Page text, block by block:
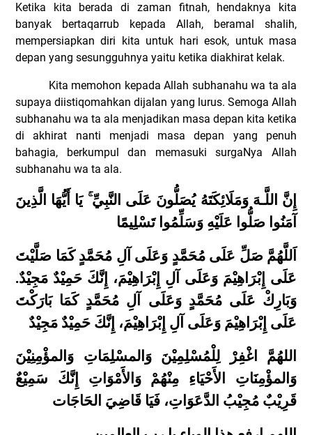
Ketika kita berada di zaman fitnah, hendaknya kita
banyak bertaqarrub kepada Allah, beramal shalih,
mempersiapkan diri kita untuk hari esok, untuk masa
depan yang sesungguhnya yaitu ketika diakhirat kelak.
Kita memohon kepada Allah subhanahu wa ta ala
supaya diistiqomahkan dijalan yang lurus. Semoga Allah
subhanahu wa ta ala menjadikan masa depan kita ketika
di akhirat nanti menjadi masa depan yang penuh
bahagia, berkumpul dan memasuki surgaNya Allah
subhanahu wa ta ala.
إِنَّ اللَّـهَ وَمَلَائِكَتَهُ يُصَلُّونَ عَلَى النَّبِيِّ يَا أَيُّهَا الَّذِينَ
آمَنُوا صَلُّوا عَلَيْهِ وَسَلِّمُوا تَسْلِيمًا
اَللَّهُمَّ صَلِّ عَلَى مُحَمَّدٍ وَعَلَى آلِ مُحَمَّدٍ كَمَا صَلَّيْتَ
عَلَى إِبْرَاهِيْمَ وَعَلَى آلِ إِبْرَاهِيْمَ، إِنَّكَ حَمِيْدٌ مَجِيْدٌ.
وَبَارِكْ عَلَى مُحَمَّدٍ وَعَلَى آلِ مُحَمَّدٍ كَمَا بَارَكْتَ
عَلَى إِبْرَاهِيْمَ وَعَلَى آلِ إِبْرَاهِيْمَ، إِنَّكَ حَمِيْدٌ مَجِيْدٌ
اللهُمَّ اغْفِرْ لِلْمُسْلِمِيْنَ وَالمسْلِمَاتِ وَالمؤْمِنِيْنَ
وَالمؤْمِنَاتِ الأَحْيَاءِ مِنْهُمْ وَالأَمْوَاتِ إِنَّكَ سَمِيْعٌ
قَرِيْبٌ مُجِيْبُ الدَّعَوَاتِ، فَيَا قَاضِيَ الحَاجَات